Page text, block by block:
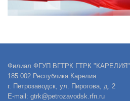
Филиал ФГУП ВГТРК ГТРК "КАРЕЛИЯ"
185 002 Республика Карелия
г. Петрозаводск, ул. Пирогова, д. 2
E-mail: gtrk@petrozavodsk.rfn.ru